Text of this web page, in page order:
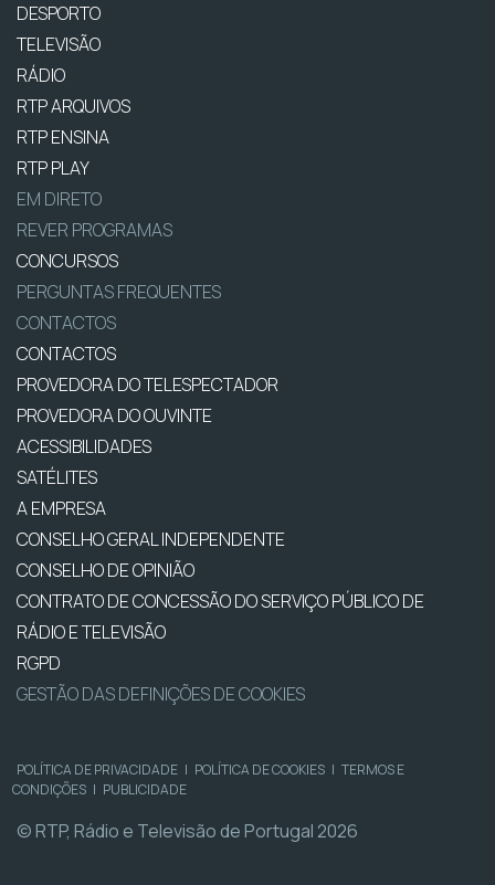
DESPORTO
TELEVISÃO
RÁDIO
RTP ARQUIVOS
RTP ENSINA
RTP PLAY
EM DIRETO
REVER PROGRAMAS
CONCURSOS
PERGUNTAS FREQUENTES
CONTACTOS
CONTACTOS
PROVEDORA DO TELESPECTADOR
PROVEDORA DO OUVINTE
ACESSIBILIDADES
SATÉLITES
A EMPRESA
CONSELHO GERAL INDEPENDENTE
CONSELHO DE OPINIÃO
CONTRATO DE CONCESSÃO DO SERVIÇO PÚBLICO DE
RÁDIO E TELEVISÃO
RGPD
GESTÃO DAS DEFINIÇÕES DE COOKIES
POLÍTICA DE PRIVACIDADE | POLÍTICA DE COOKIES | TERMOS E
CONDIÇÕES | PUBLICIDADE
© RTP, Rádio e Televisão de Portugal 2026